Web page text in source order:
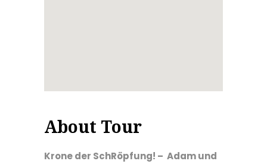
About Tour
Krone der SchRöpfung! – Adam und